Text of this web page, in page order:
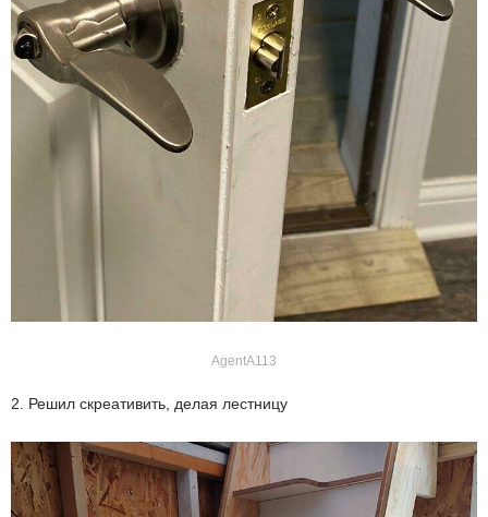
AgentA113
2. Решил скреативить, делая лестницу